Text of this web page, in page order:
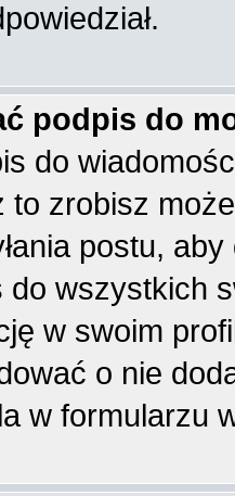
podpis do
do
to zrobisz
postu,
do wszystkich
w swoim
o nie
w formularzu